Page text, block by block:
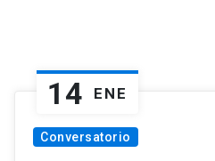
14 ENE
Conversatorio